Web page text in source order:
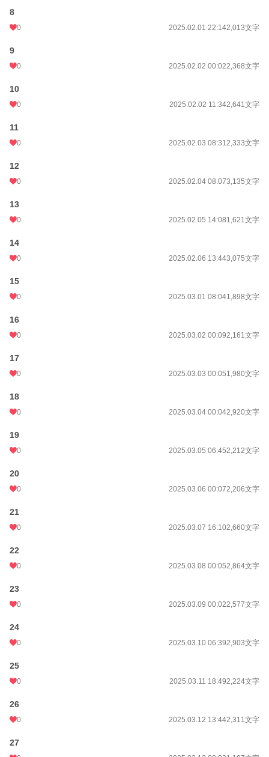
8
0 2025.02.01 22:142,013文字
9
0 2025.02.02 00:022,368文字
10
0 2025.02.02 11:342,641文字
11
0 2025.02.03 08:312,333文字
12
0 2025.02.04 08:073,135文字
13
0 2025.02.05 14:081,621文字
14
0 2025.02.06 13:443,075文字
15
0 2025.03.01 08:041,898文字
16
0 2025.03.02 00:092,161文字
17
0 2025.03.03 00:051,980文字
18
0 2025.03.04 00:042,920文字
19
0 2025.03.05 06:452,212文字
20
0 2025.03.06 00:072,206文字
21
0 2025.03.07 16:102,660文字
22
0 2025.03.08 00:052,864文字
23
0 2025.03.09 00:022,577文字
24
0 2025.03.10 06:392,903文字
25
0 2025.03.11 18:492,224文字
26
0 2025.03.12 13:442,311文字
27